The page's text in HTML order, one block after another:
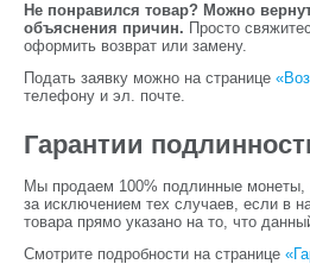
Не понравился товар? Можно
объяснения причин. Просто
оформить возврат или замену.
Подать заявку можно на странице
телефону и эл. почте.
Гарантии
Мы продаем 100% подлинные монеты,
за исключением тех случаев, если в
товара прямо указано на то, что
Смотрите подробности на странице